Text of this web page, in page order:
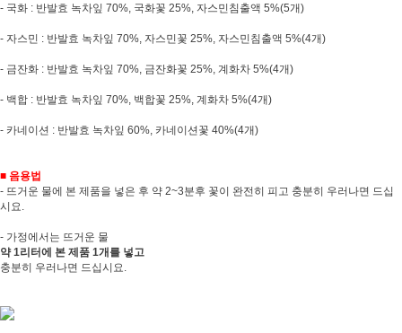
- 국화 : 반발효 녹차잎 70%, 국화꽃 25%, 자스민침출액 5%(5개)
- 자스민 : 반발효 녹차잎 70%, 자스민꽃 25%, 자스민침출액 5%(4개)
- 금잔화 : 반발효 녹차잎 70%, 금잔화꽃 25%, 계화차 5%(4개)
- 백합 : 반발효 녹차잎 70%, 백합꽃 25%, 계화차 5%(4개)
- 카네이션 : 반발효 녹차잎 60%, 카네이션꽃 40%(4개)
■ 음용법
- 뜨거운 물에 본 제품을 넣은 후 약 2~3분후 꽃이 완전히 피고 충분히 우러나면 드십
시요.
- 가정에서는 뜨거운 물
약 1리터에 본 제품 1개를 넣고
충분히 우러나면 드십시요.